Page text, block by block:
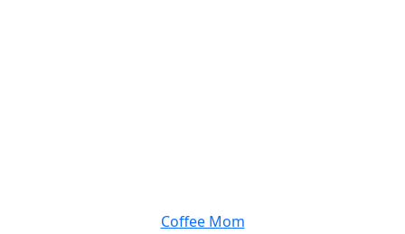
Coffee Mom